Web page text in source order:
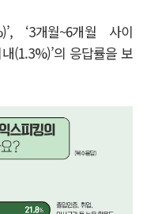
‘3개월~6개월 사이
(1.3%)’의 응답률을 보